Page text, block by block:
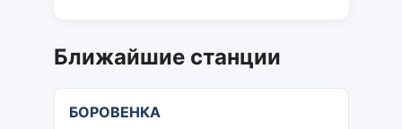
Ближайшие станции
БОРОВЕНКА